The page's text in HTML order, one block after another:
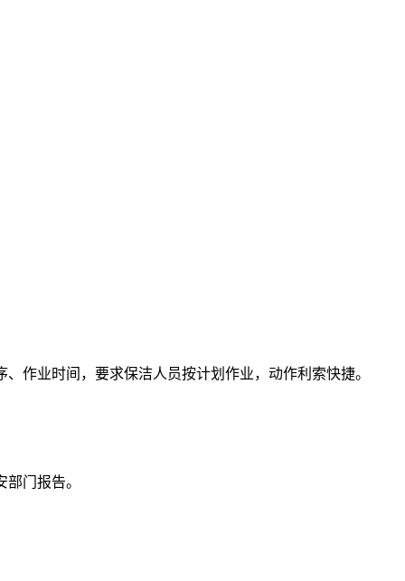
作业时间，要求保洁人员按计划作业，动作利索快捷。
门报告。